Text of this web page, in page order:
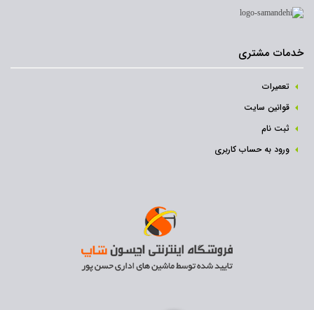
خدمات مشتری
تعمیرات
قوانین سایت
ثبت نام‌
ورود به حساب کاربری